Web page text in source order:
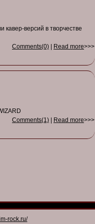
версий в творчестве
Comments(0)
Read more>>>
Comments(1)
Read more>>>